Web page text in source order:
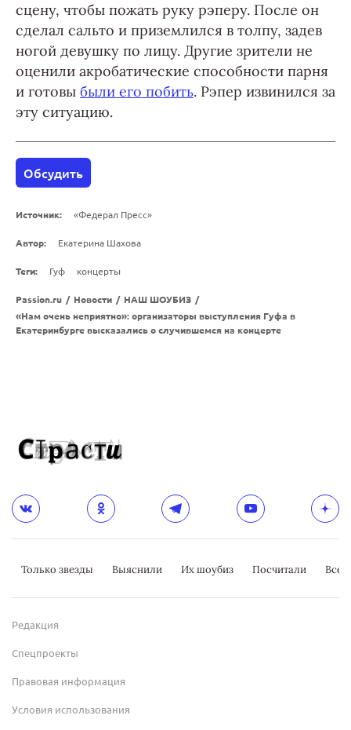
сцену, чтобы пожать руку рэперу. После он
сделал сальто и приземлился в толпу, задев
ногой девушку по лицу. Другие зрители не
оценили акробатические способности парня
и готовы были его побить. Рэпер извинился за
эту ситуацию.
Обсудить
Источник: «Федерал Пресс»
Автор: Екатерина Шахова
Теги: Гуф концерты
Passion.ru / Новости / НАШ ШОУБИЗ /
«Нам очень неприятно»: организаторы выступления Гуфа в
Екатеринбурге высказались о случившемся на концерте
Только звезды Выяснили Их шоубиз Посчитали
Редакция
Спецпроекты
Правовая информация
Условия использования